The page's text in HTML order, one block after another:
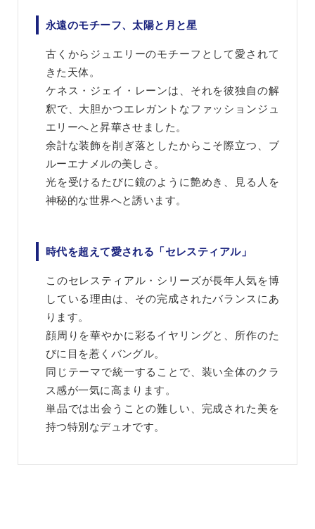
永遠のモチーフ、太陽と月と星
古くからジュエリーのモチーフとして愛されて
きた天体。
ケネス・ジェイ・レーンは、それを彼独自の解
釈で、大胆かつエレガントなファッションジュ
エリーへと昇華させました。
余計な装飾を削ぎ落としたからこそ際立つ、ブ
ルーエナメルの美しさ。
光を受けるたびに鏡のように艶めき、見る人を
神秘的な世界へと誘います。
時代を超えて愛される「セレスティアル」
このセレスティアル・シリーズが長年人気を博
している理由は、その完成されたバランスにあ
ります。
顔周りを華やかに彩るイヤリングと、所作のた
びに目を惹くバングル。
同じテーマで統一することで、装い全体のクラ
ス感が一気に高まります。
単品では出会うことの難しい、完成された美を
持つ特別なデュオです。